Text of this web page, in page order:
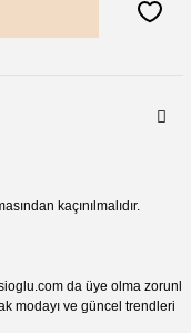
kaçınılmalıdır.
.comda üye olma zorunl
modayı ve güncel trendleri